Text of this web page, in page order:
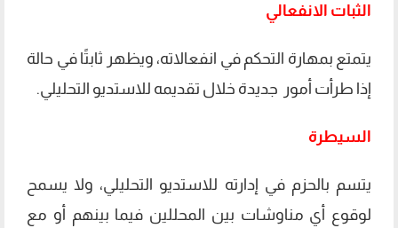
الثبات الانفعالي
يتمتع بمهارة التحكم في انفعالاته، ويظهر ثابتًا في حالة
إذا طرأت أمور جديدة خلال تقديمه للاستديو التحليلي.
السيطرة
يتسم بالحزم في إدارته للاستديو التحليلي، ولا يسمح
لوقوع أي مناوشات بين المحللين فيما بينهم أو مع